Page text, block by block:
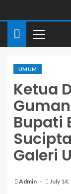
UMUM
Ketua
Bupati
Galeri
Admin July